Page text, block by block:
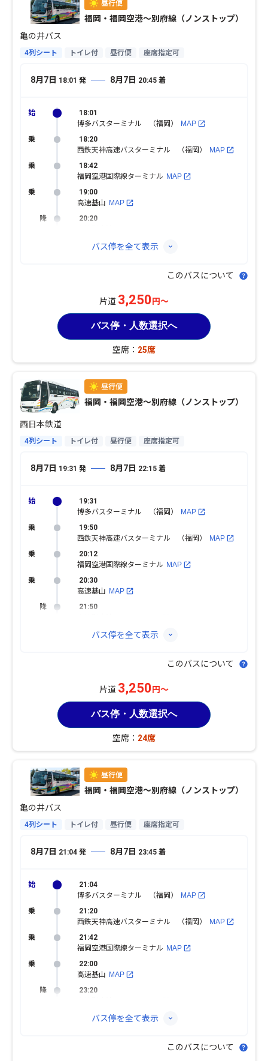
福岡・福岡空港〜別府線（ノンストップ）
亀の井バス
4列シート トイレ付 昼行便 座席指定可
8月7日 18:01 発 8月7日 20:45 着
18:01
博多バスターミナル （福岡）
MAP
18:20
西鉄天神高速バスターミナル （福岡）
MAP
18:42
福岡空港国際線ターミナル MAP
19:00
高速基山 MAP
20:20
バス停を全て表示
このバスについて
片道 3,250円～
バス停・人数選択へ
空席： 25席
福岡・福岡空港〜別府線（ノンストップ）
西日本鉄道
4列シート トイレ付 昼行便 座席指定可
8月7日 19:31 発 8月7日 22:15 着
19:31
博多バスターミナル （福岡）
MAP
19:50
西鉄天神高速バスターミナル （福岡）
MAP
20:12
福岡空港国際線ターミナル MAP
20:30
高速基山 MAP
21:50
バス停を全て表示
このバスについて
片道 3,250 円～
バス停・人数選択へ
空席： 24席
福岡・福岡空港〜別府線（ノンストップ）
亀の井バス
4列シート トイレ付 昼行便 座席指定可
8月7日 21:04 発 8月7日 23:45 着
21:04
博多バスターミナル （福岡）
MAP
21:20
西鉄天神高速バスターミナル （福岡）
MAP
21:42
福岡空港国際線ターミナル MAP
22:00
高速基山 MAP
23:20
バス停を全て表示
このバスについて